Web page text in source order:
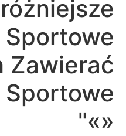
Zawierać
«»"